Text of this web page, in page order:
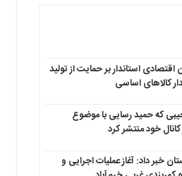
اقتصادی استاندار بر حمایت از تولید
کالاهای اساسی
که حمید رسایی با موضوع
خود منتشر کرد
خبر داد: آغاز عملیات اجرایی و